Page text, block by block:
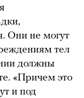
Они не могут
тел
должны
«Причем это
и под